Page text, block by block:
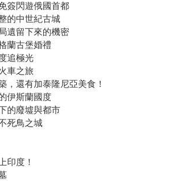
簽閃遊俄國首都
的中世紀古城
遺留下來的機密
蘭古堡婚禮
追極光
車之旅
，還有加泰隆尼亞美食！
伊斯蘭國度
的廢墟與都市
死鳥之城
印度！